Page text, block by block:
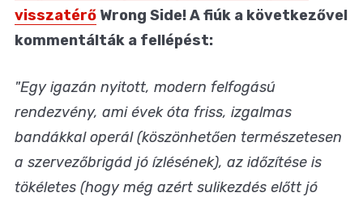
visszatérő Wrong Side! A fiúk a következővel
kommentálták a fellépést:
"Egy igazán nyitott, modern felfogású
rendezvény, ami évek óta friss, izgalmas
bandákkal operál (köszönhetően természetesen
a szervezőbrigád jó ízlésének), az időzítése is
tökéletes (hogy még azért sulikezdés előtt jó